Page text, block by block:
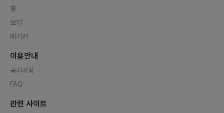
홈
모임
매거진
이용안내
공지사항
FAQ
관련 사이트